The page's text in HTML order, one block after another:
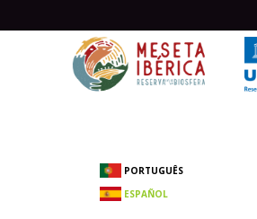
PORTUGUÊS
ESPAÑOL